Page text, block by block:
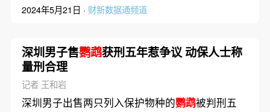
2024年5月21日 · 财新数据通频道
深圳男子售鹦鹉获刑五年惹争议 动保人士称
量刑合理
记者 王和岩
深圳男子出售两只列入保护物种的鹦鹉被判刑五